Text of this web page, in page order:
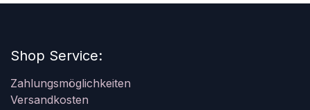
Shop Service:
Zahlungsmöglichkeiten
Versandkosten